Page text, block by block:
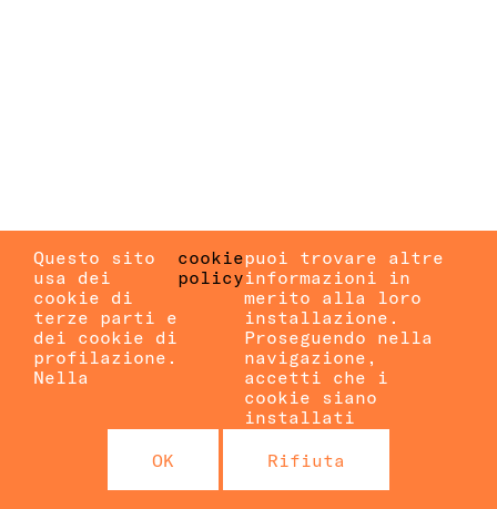
Questo sito
usa dei
cookie di
terze parti e
dei cookie di
profilazione.
Nella
cookie
policy
puoi trovare altre
informazioni in
merito alla loro
installazione.
Proseguendo nella
navigazione,
accetti che i
cookie siano
installati
OK Rifiuta